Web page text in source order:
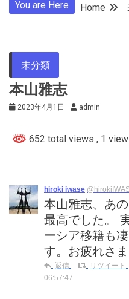
You are Here Home
未分類
本山雅志
2023年4月1日 admin
652 total views , 1
hiroki iwase
本山雅志、あ
最高でした。
ーシア移籍も
す。お疲れさま
返信 リツイート
06:57:47